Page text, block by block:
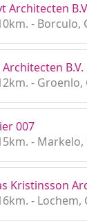
Architecten
- Borculo,
Architecten B.V.
-
007
- Markelo,
Kristinsson
- Lochem,